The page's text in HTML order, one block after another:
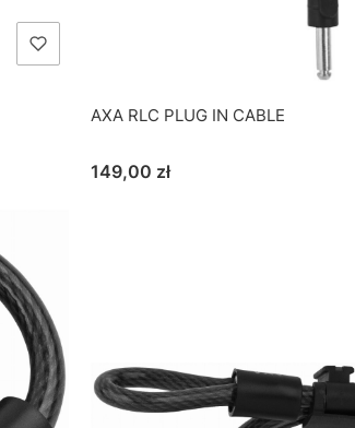
AXA RLC PLUG IN CABLE
Cena
149,00 zł